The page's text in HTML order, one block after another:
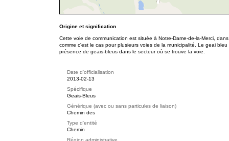
Origine et signification
Cette voie de communication est située à Notre-Dame-de-la-Merci,
comme c'est le cas pour plusieurs voies de la municipalité. Le geai
présence de geais-bleus dans le secteur où se trouve la voie.
Date d'officialisation
2013-02-13
Spécifique
Geais-Bleus
Générique (avec ou sans particules de liaison)
Chemin des
Type d'entité
Chemin
Région administrative